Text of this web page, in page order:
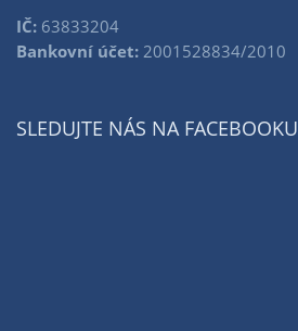
IČ: 63833204
Bankovní účet: 2001528834/2010
SLEDUJTE NÁS NA FACEBOOKU